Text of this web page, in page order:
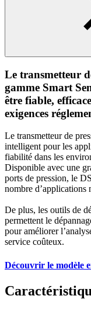
Le transmetteur
gamme Smart
être fiable,
exigences
Le transmetteur de
intelligent pour les
fiabilité dans les
Disponible avec une
ports de pression, le
nombre d’applications
De plus, les outils de
permettent le
pour améliorer
service coûteux.
Découvrir le modèle